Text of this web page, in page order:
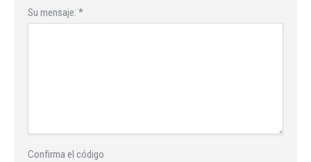
Su mensaje: *
Confirma el código